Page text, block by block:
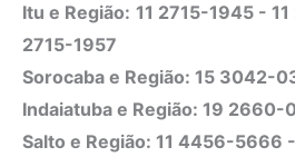
Itu e Região: 11 2715-1945 -
2715-1957
Sorocaba e Região: 15 3042-
Indaiatuba e Região: 19 2660-
Salto e Região: 11 4456-